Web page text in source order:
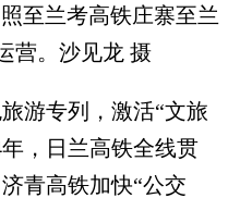
至兰考高铁庄寨至兰
营。沙见龙 摄
专列，激活“文旅
，日兰高铁全线贯
青高铁加快“公交